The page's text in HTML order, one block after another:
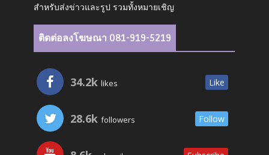
สำหรับส่งข่าวและรูป รวมทั้งหมายเชิญ
ติดต่อลงโฆษณา 081-919-5219
34.2k likes Like
28.6k followers Follow